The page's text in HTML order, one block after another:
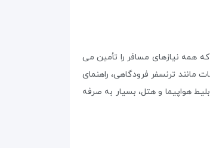
همه نیازهای مسافر را تأمین می
مانند ترنسفر فرودگاهی، راهنمای
هواپیما و هتل، بسیار به صرفه